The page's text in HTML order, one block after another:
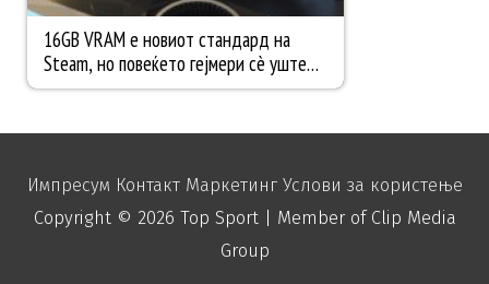
Импресум Контакт Маркетинг Услови за користење
Copyright © 2026 Top Sport| Member of Clip Media
Group